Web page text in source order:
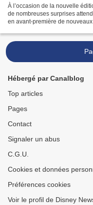
À l’occasion de la nouvelle
de nombreuses surprises
en avant-première de
Hébergé par Canalblog
Top articles
Pages
Contact
Signaler un abus
C.G.U.
Cookies et données
Préférences cookies
Voir le profil de Disney